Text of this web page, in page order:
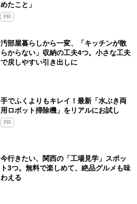
めたこと」
PR
汚部屋暮らしから一変、「キッチンが散
らからない」収納の工夫4つ。小さな工夫
で戻しやすい引き出しに
手でふくよりもキレイ！最新「水ぶき両
用ロボット掃除機」をリアルにお試し
PR
今行きたい、関西の「工場見学」スポッ
ト3つ。無料で楽しめて、絶品グルメも味
わえる